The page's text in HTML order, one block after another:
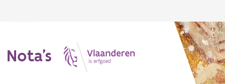
Nota's